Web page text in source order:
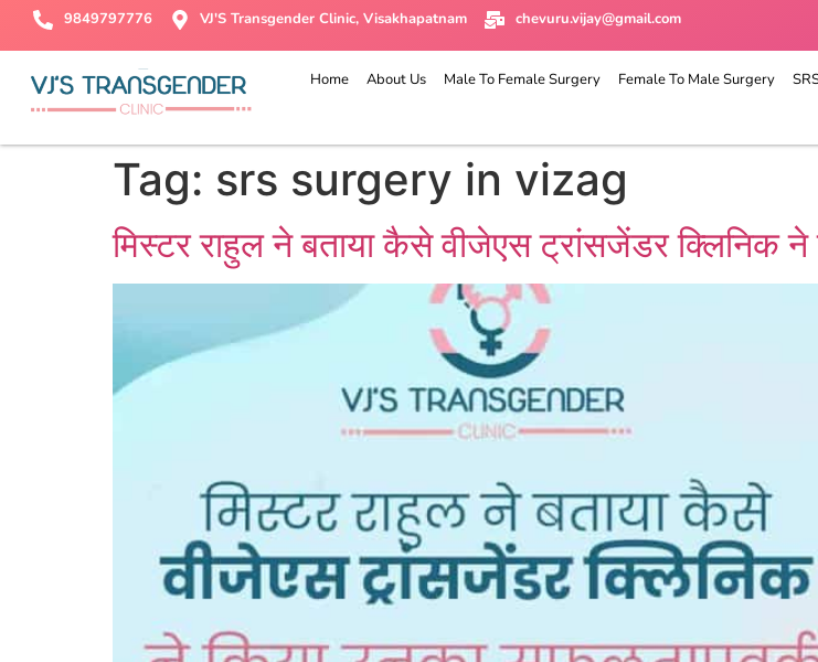
9849797776 VJ'S Transgender Clinic, Visakhapatnam chevuru.vijay@gmail.com
Home About Us Male To Female Surgery Female To Male Surgery
Tag: srs surgery in vizag
मिस्टर राहुल ने बताया कैसे वीजेएस ट्रांसजेंडर क्लिनिक